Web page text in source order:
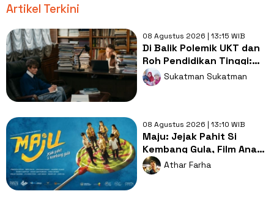
Artikel Terkini
08 Agustus 2026 | 13:15 WIB
Di Balik Polemik UKT dan
Roh Pendidikan Tinggi:
Saatnya Kampus Elite
Berbagi dengan Kampus
Sukatman Sukatman
08 Agustus 2026 | 13:10 WIB
Maju: Jejak Pahit Si
Kembang Gula, Film Anak
Nggak Harus Kekanak-
kanakan
Athar Farha